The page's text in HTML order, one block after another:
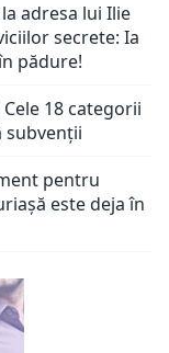
adresa lui Ilie
secrete: Ia
pădure!
18 categorii
subvenții
pentru
este deja în